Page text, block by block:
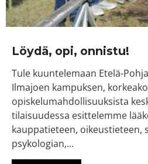
Löydä, opi, onnistu!
Tule kuuntelemaan Etelä-
Ilmajoen kampuksen,
opiskelumahdollisuuksista
tilaisuudessa esittelemme
kauppatieteen, oikeustieteen,
psykologian,...